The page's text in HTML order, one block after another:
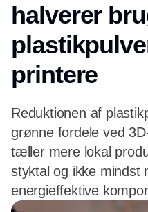
halverer
printere
Reduktionen af
grønne fordele ved
tæller mere lokal
styktal og ikke mindst
energieffektive